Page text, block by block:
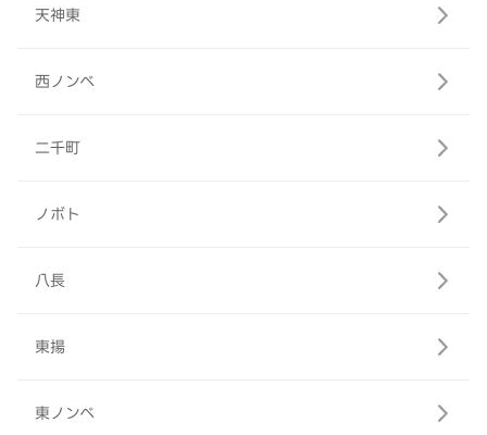
天神東
西ノンベ
二千町
ノボト
八長
東揚
東ノンベ